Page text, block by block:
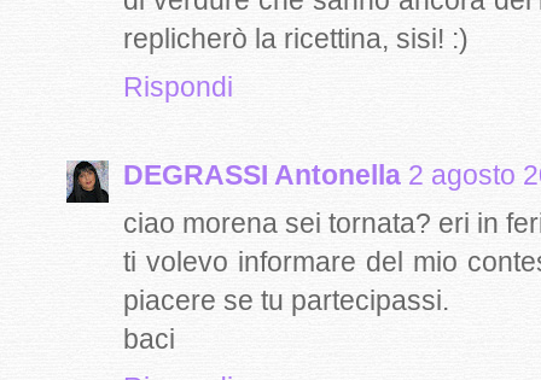
replicherò la ricettina, sisi! :)
Rispondi
DEGRASSI Antonella 2 agosto
ciao morena sei tornata? eri in
ti volevo informare del mio
piacere se tu partecipassi.
baci